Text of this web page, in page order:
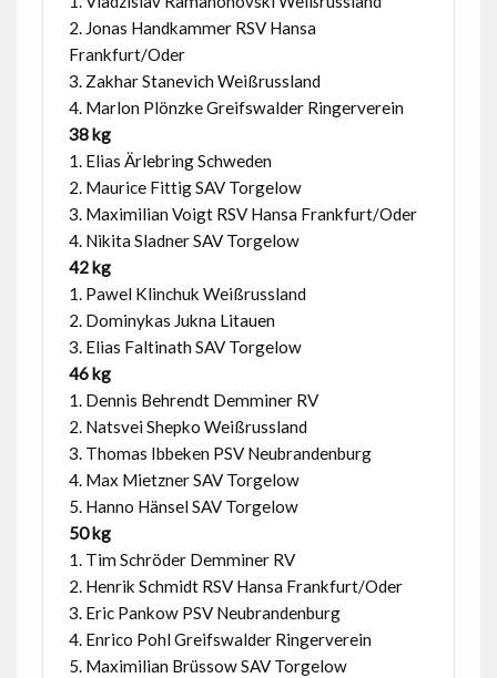
2. Jonas Handkammer RSV Hansa
Frankfurt/Oder
3. Zakhar Stanevich Weißrussland
4. Marlon Plönzke Greifswalder Ringerverein
38 kg
1. Elias Ärlebring Schweden
2. Maurice Fittig SAV Torgelow
3. Maximilian Voigt RSV Hansa Frankfurt/Oder
4. Nikita Sladner SAV Torgelow
42 kg
1. Pawel Klinchuk Weißrussland
2. Dominykas Jukna Litauen
3. Elias Faltinath SAV Torgelow
46 kg
1. Dennis Behrendt Demminer RV
2. Natsvei Shepko Weißrussland
3. Thomas Ibbeken PSV Neubrandenburg
4. Max Mietzner SAV Torgelow
5. Hanno Hänsel SAV Torgelow
50 kg
1. Tim Schröder Demminer RV
2. Henrik Schmidt RSV Hansa Frankfurt/Oder
3. Eric Pankow PSV Neubrandenburg
4. Enrico Pohl Greifswalder Ringerverein
5. Maximilian Brüssow SAV Torgelow